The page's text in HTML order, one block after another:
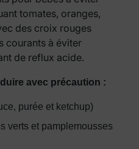
courants à éviter
de reflux acide.
avec précaution :
purée et ketchup)
verts et pamplemousses